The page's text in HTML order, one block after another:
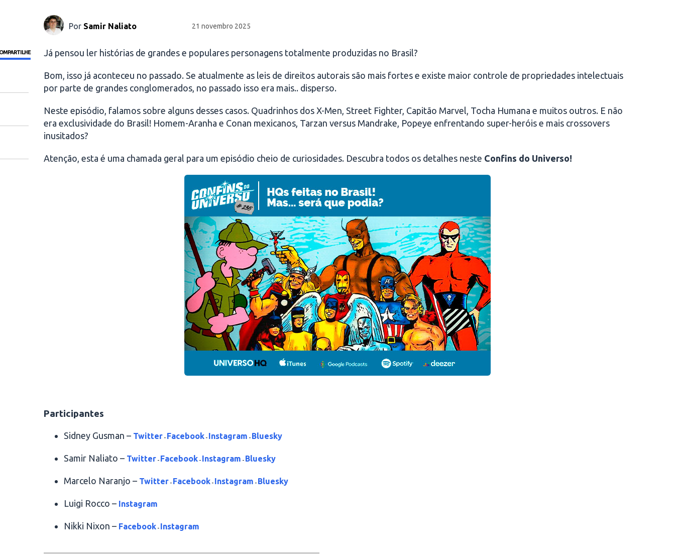
Por Samir Naliato 21 novembro 2025
Já pensou ler histórias de grandes e populares personagens totalmente produzidas no Brasil?
Bom, isso já aconteceu no passado. Se atualmente as leis de direitos autorais são mais fortes e existe maior controle de propriedades intelectuais
por parte de grandes conglomerados, no passado isso era mais.. disperso.
Neste episódio, falamos sobre alguns desses casos. Quadrinhos dos X-Men, Street Fighter, Capitão Marvel, Tocha Humana e muitos outros. E não
era exclusividade do Brasil! Homem-Aranha e Conan mexicanos, Tarzan versus Mandrake, Popeye enfrentando super-heróis e mais crossovers
inusitados?
Atenção, esta é uma chamada geral para um episódio cheio de curiosidades. Descubra todos os detalhes neste Confins do Universo!
Participantes
Sidney Gusman – Twitter - Facebook - Instagram - Bluesky
Samir Naliato – Twitter - Facebook - Instagram - Bluesky
Marcelo Naranjo – Twitter - Facebook - Instagram - Bluesky
Luigi Rocco – Instagram
Nikki Nixon – Facebook - Instagram